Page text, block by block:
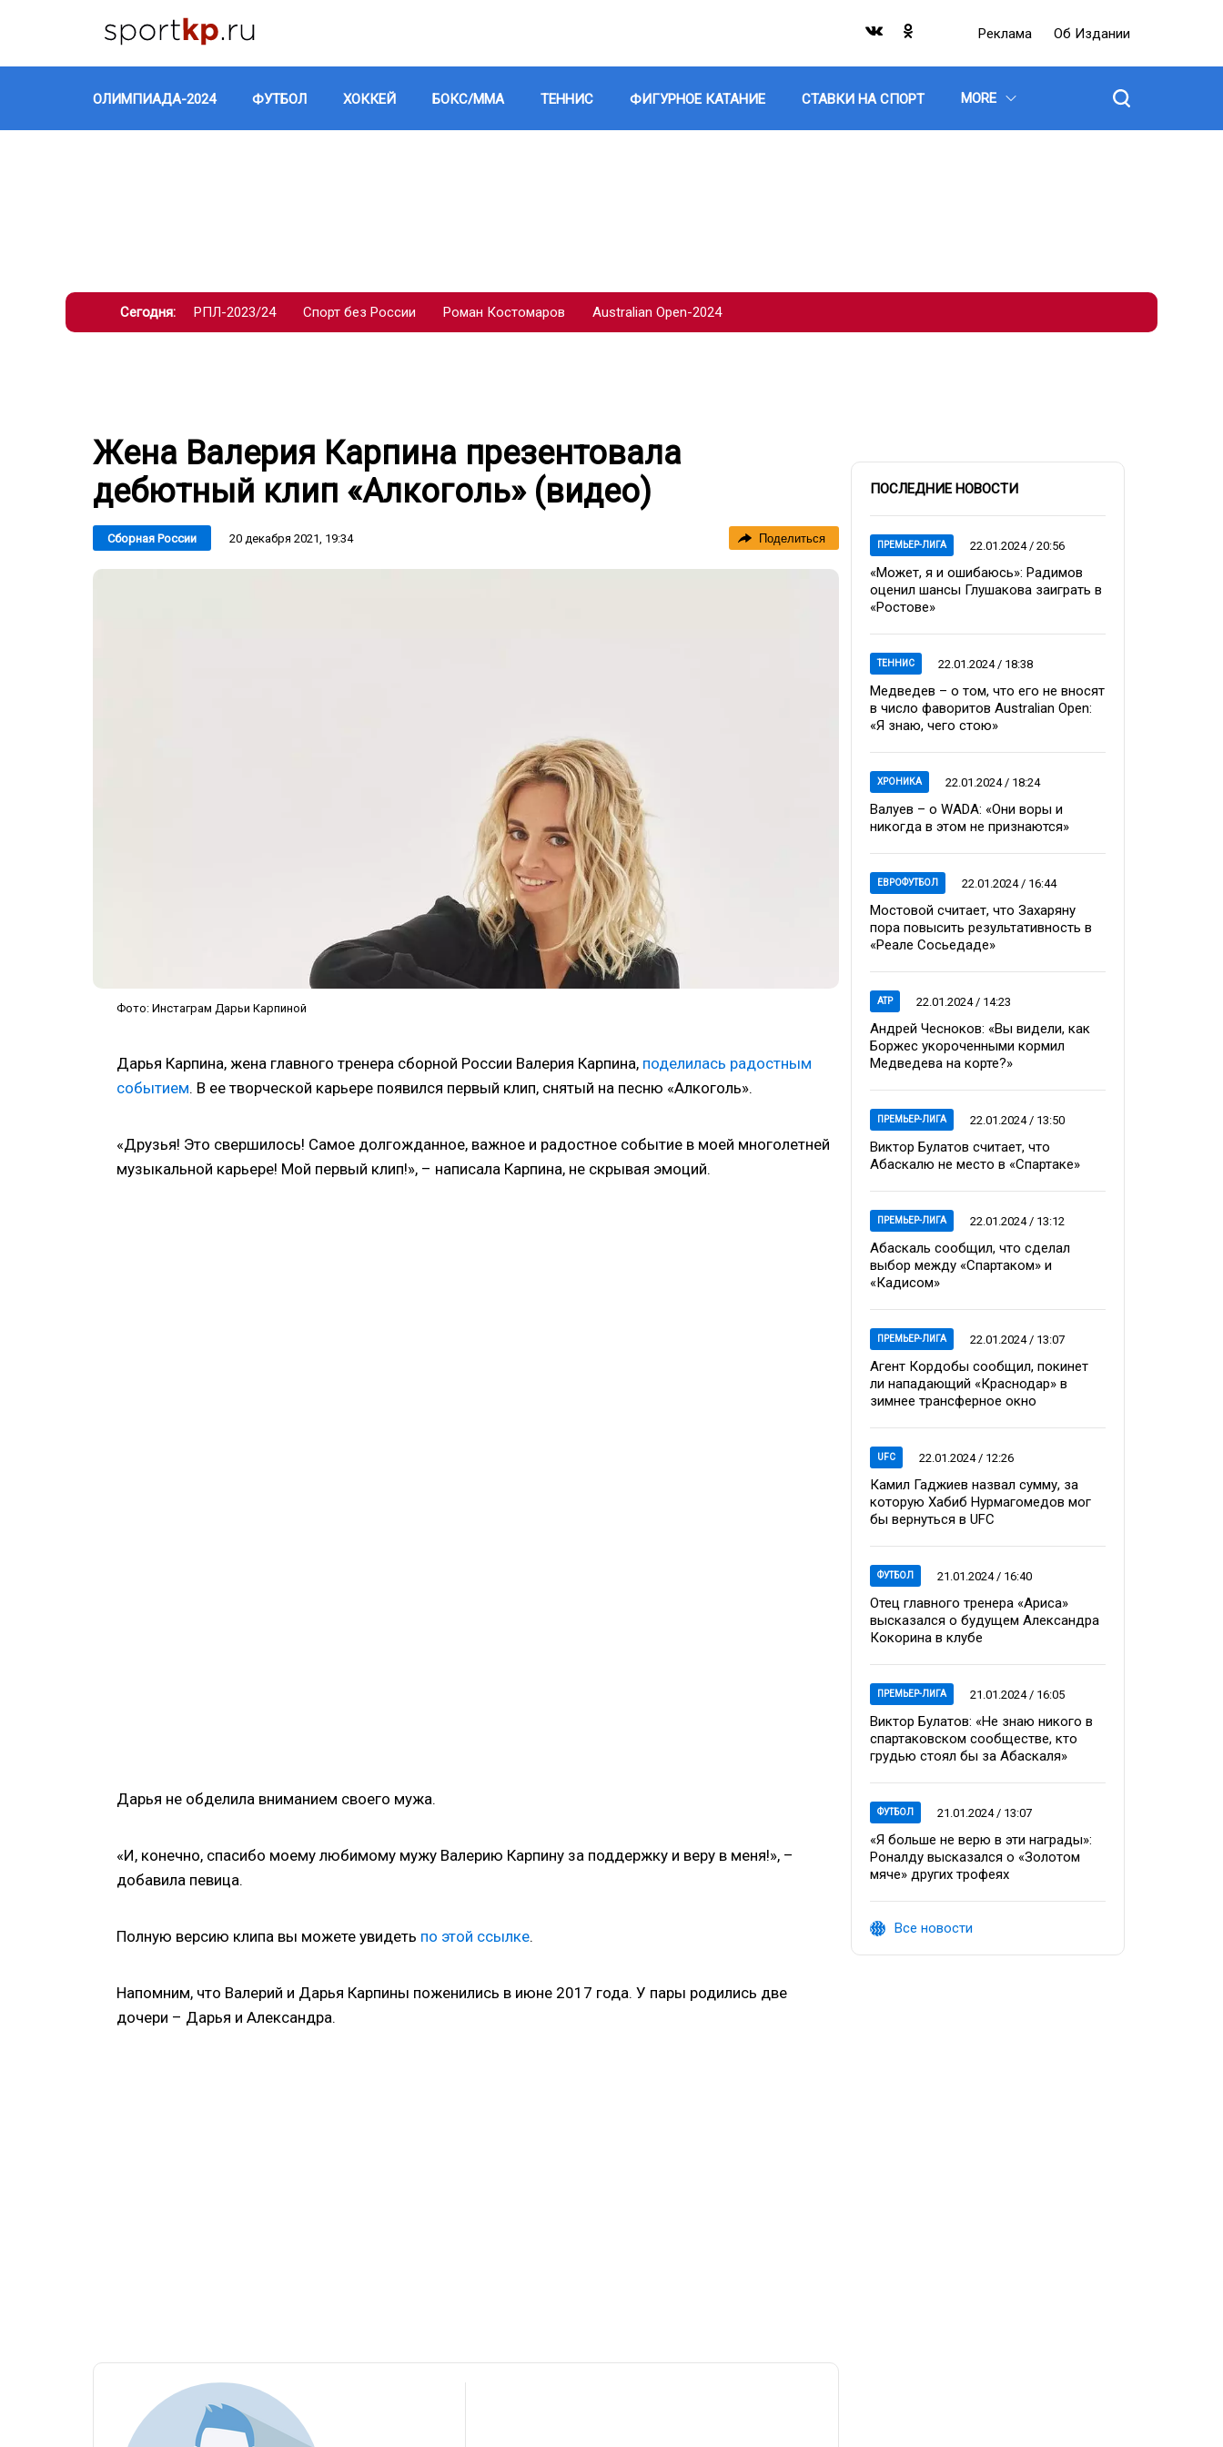
Реклама Об Издании
ОЛИМПИАДА-2024 ФУТБОЛ ХОККЕЙ БОКС/ММА ТЕННИС ФИГУРНОЕ КАТАНИЕ СТАВКИ НА СПОРТ MORE
Сегодня: РПЛ-2023/24 Спорт без России Роман Костомаров Australian Open-2024
Жена Валерия Карпина презентовала
дебютный клип «Алкоголь» (видео)
Сборная России 20 декабря 2021, 19:34 Поделиться
Фото: Инстаграм Дарьи Карпиной
Дарья Карпина, жена главного тренера сборной России Валерия Карпина, поделилась радостным
событием. В ее творческой карьере появился первый клип, снятый на песню «Алкоголь».
«Друзья! Это свершилось! Самое долгожданное, важное и радостное событие в моей многолетней
музыкальной карьере! Мой первый клип!», – написала Карпина, не скрывая эмоций.
Дарья не обделила вниманием своего мужа.
«И, конечно, спасибо моему любимому мужу Валерию Карпину за поддержку и веру в меня!», –
добавила певица.
Полную версию клипа вы можете увидеть по этой ссылке.
Напомним, что Валерий и Дарья Карпины поженились в июне 2017 года. У пары родились две
дочери – Дарья и Александра.
ПОСЛЕДНИЕ НОВОСТИ
ПРЕМЬЕР-ЛИГА 22.01.2024 / 20:56
«Может, я и ошибаюсь»: Радимов
оценил шансы Глушакова заиграть в
«Ростове»
ТЕННИС 22.01.2024 / 18:38
Медведев – о том, что его не вносят
в число фаворитов Australian Open:
«Я знаю, чего стою»
ХРОНИКА 22.01.2024 / 18:24
Валуев – о WADA: «Они воры и
никогда в этом не признаются»
ЕВРОФУТБОЛ 22.01.2024 / 16:44
Мостовой считает, что Захаряну
пора повысить результативность в
«Реале Сосьедаде»
ATP 22.01.2024 / 14:23
Андрей Чесноков: «Вы видели, как
Боржес укороченными кормил
Медведева на корте?»
ПРЕМЬЕР-ЛИГА 22.01.2024 / 13:50
Виктор Булатов считает, что
Абаскалю не место в «Спартаке»
ПРЕМЬЕР-ЛИГА 22.01.2024 / 13:12
Абаскаль сообщил, что сделал
выбор между «Спартаком» и
«Кадисом»
ПРЕМЬЕР-ЛИГА 22.01.2024 / 13:07
Агент Кордобы сообщил, покинет
ли нападающий «Краснодар» в
зимнее трансферное окно
UFC 22.01.2024 / 12:26
Камил Гаджиев назвал сумму, за
которую Хабиб Нурмагомедов мог
бы вернуться в UFC
ФУТБОЛ 21.01.2024 / 16:40
Отец главного тренера «Ариса»
высказался о будущем Александра
Кокорина в клубе
ПРЕМЬЕР-ЛИГА 21.01.2024 / 16:05
Виктор Булатов: «Не знаю никого в
спартаковском сообществе, кто
грудью стоял бы за Абаскаля»
ФУТБОЛ 21.01.2024 / 13:07
«Я больше не верю в эти награды»:
Роналду высказался о «Золотом
мяче» других трофеях
Все новости